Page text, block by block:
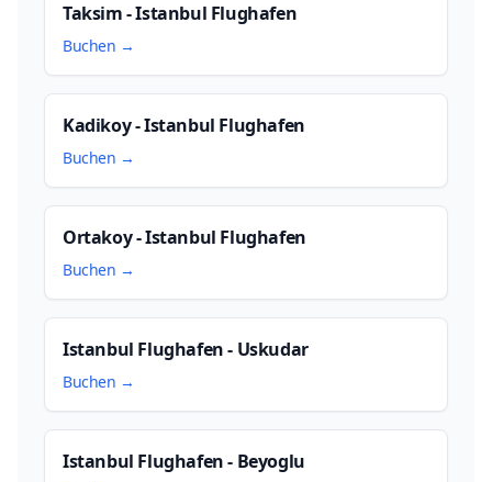
Taksim - Istanbul Flughafen
Buchen →
Kadikoy - Istanbul Flughafen
Buchen →
Ortakoy - Istanbul Flughafen
Buchen →
Istanbul Flughafen - Uskudar
Buchen →
Istanbul Flughafen - Beyoglu